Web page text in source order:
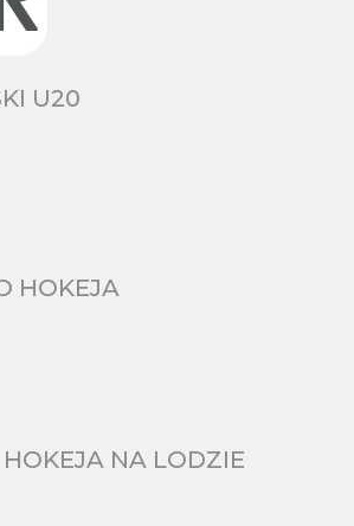
U20
HOKEJA
NA LODZIE